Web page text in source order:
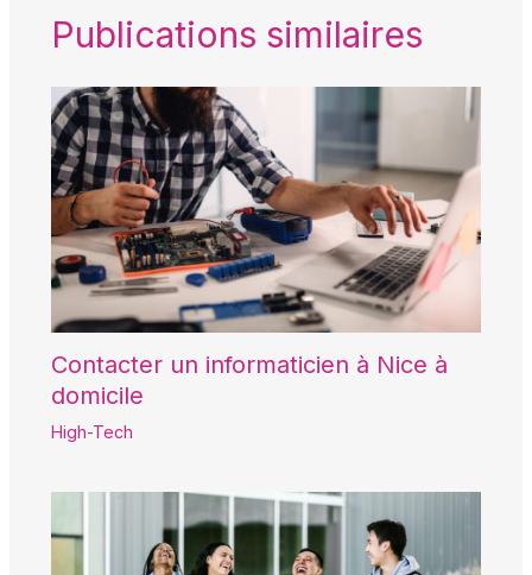
Publications similaires
Contacter un informaticien à Nice à
domicile
High-Tech